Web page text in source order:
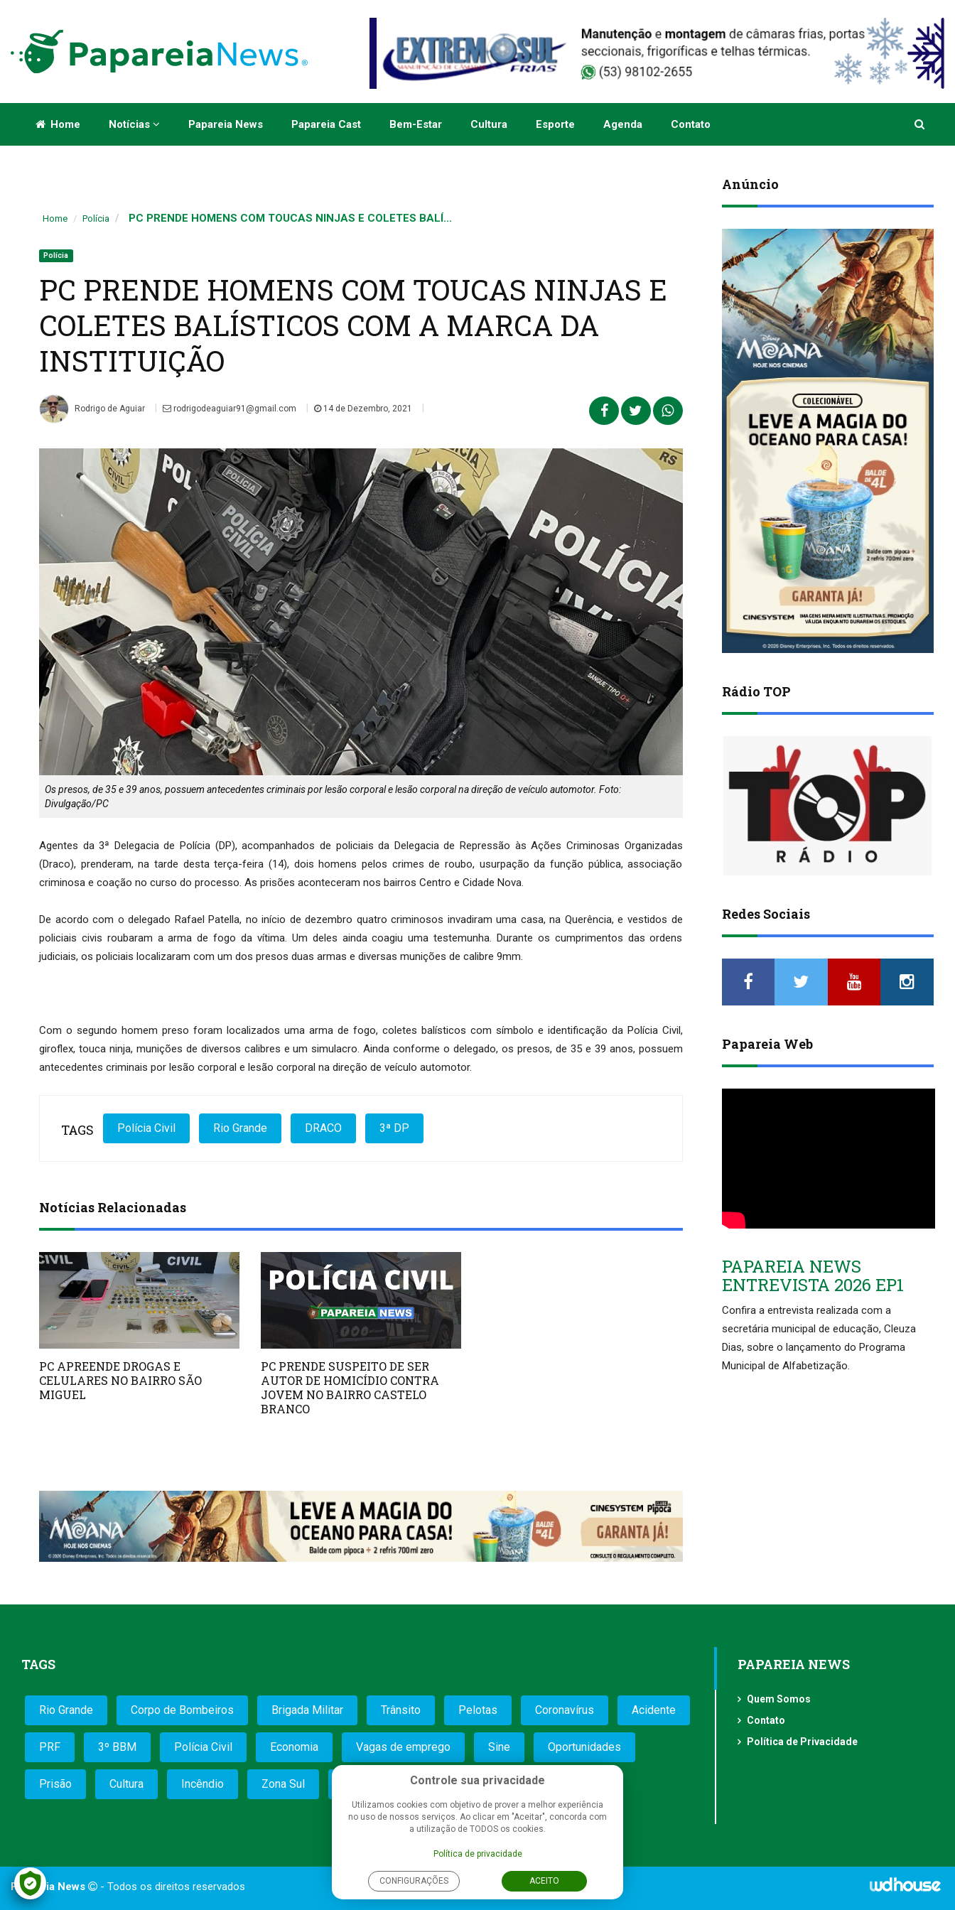
Home Notícias Papareia News Papareia Cast Bem-Estar Cultura Esporte Agenda Contato
Home Polícia PC PRENDE HOMENS COM TOUCAS NINJAS E COLETES BALÍ...
Polícia
PC PRENDE HOMENS COM TOUCAS NINJAS E
COLETES BALÍSTICOS COM A MARCA DA
INSTITUIÇÃO
Rodrigo de Aguiar | rodrigodeaguiar91@gmail.com | 14 de Dezembro, 2021 |
Os presos, de 35 e 39 anos, possuem antecedentes criminais por lesão corporal e lesão corporal na direção de veículo automotor. Foto:
Divulgação/PC
Agentes da 3ª Delegacia de Polícia (DP), acompanhados de policiais da Delegacia de Repressão às Ações Criminosas Organizadas
(Draco), prenderam, na tarde desta terça-feira (14), dois homens pelos crimes de roubo, usurpação da função pública, associação
criminosa e coação no curso do processo. As prisões aconteceram nos bairros Centro e Cidade Nova.
De acordo com o delegado Rafael Patella, no início de dezembro quatro criminosos invadiram uma casa, na Querência, e vestidos de
policiais civis roubaram a arma de fogo da vítima. Um deles ainda coagiu uma testemunha. Durante os cumprimentos das ordens
judiciais, os policiais localizaram com um dos presos duas armas e diversas munições de calibre 9mm.
Com o segundo homem preso foram localizados uma arma de fogo, coletes balísticos com símbolo e identificação da Polícia Civil,
giroflex, touca ninja, munições de diversos calibres e um simulacro. Ainda conforme o delegado, os presos, de 35 e 39 anos, possuem
antecedentes criminais por lesão corporal e lesão corporal na direção de veículo automotor.
TAGS Polícia Civil Rio Grande DRACO 3ª DP
Notícias Relacionadas
PC APREENDE DROGAS E
CELULARES NO BAIRRO SÃO
MIGUEL
PC PRENDE SUSPEITO DE SER
AUTOR DE HOMICÍDIO CONTRA
JOVEM NO BAIRRO CASTELO
BRANCO
Anúncio
Rádio TOP
Redes Sociais
Papareia Web
PAPAREIA NEWS
ENTREVISTA 2026 EP1
Confira a entrevista realizada com a
secretária municipal de educação, Cleuza
Dias, sobre o lançamento do Programa
Municipal de Alfabetização.
TAGS
Rio Grande Corpo de Bombeiros Brigada Militar Trânsito Pelotas Coronavírus Acidente
PRF 3º BBM Polícia Civil Economia Vagas de emprego Sine Oportunidades
Prisão Cultura Incêndio Zona Sul Saúde Segurança
PAPAREIA NEWS
Quem Somos
Contato
Política de Privacidade
Papareia News - Todos os direitos reservados
Controle sua privacidade
Utilizamos cookies com objetivo de prover a melhor experiência
no uso de nossos serviços. Ao clicar em "Aceitar", concorda com
a utilização de TODOS os cookies.
Política de privacidade
CONFIGURAÇÕES ACEITO